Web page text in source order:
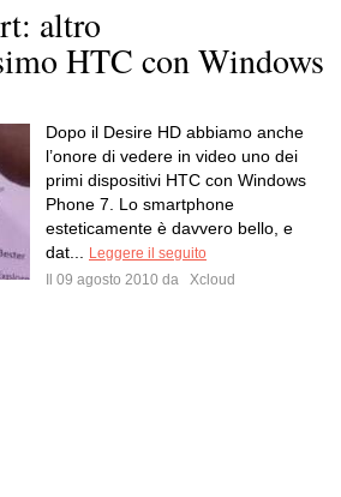
altro
HTC con Windows
Dopo il Desire HD abbiamo anche
l’onore di vedere in video uno dei
primi dispositivi HTC con Windows
Phone 7. Lo smartphone
esteticamente è davvero bello, e
dat...
Leggere il seguito
Il 09 agosto 2010 da
Xcloud